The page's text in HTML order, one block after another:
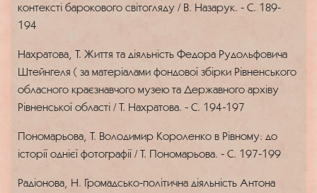
контексті барокового світогляду / В. Назарук. - С. 189-
194
Нахратова, Т. Життя та діяльність Федора Рудольфовича
Штейнгеля ( за матеріалами фондової збірки Рівненського
обласного краєзнавчого музею та Державного архіву
Рівненської області / Т. Нахратова. - С. 194-197
Пономарьова, Т. Володимир Короленко в Рівному: до
історії однієї фотографії / Т. Пономарьова. - С. 197-199
Радіонова, Н. Громадсько-політична діяльність Антона